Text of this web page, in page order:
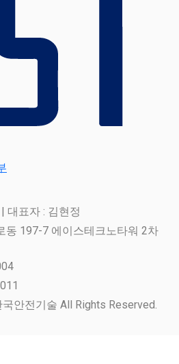
대표자 : 김현정
동 197-7 에이스테크노타워 2차
안전기술 All Rights Reserved.